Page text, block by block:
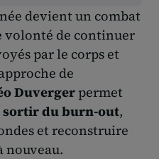
devient un combat
volonté de continuer
par le corps et
de
Duverger permet
sortir du burn-out,
et reconstruire
nouveau.